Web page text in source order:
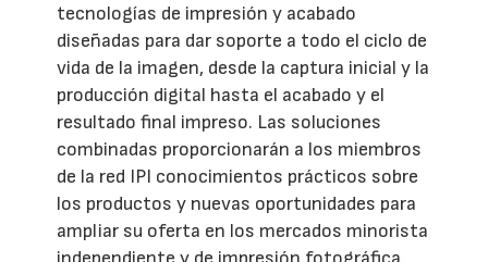
tecnologías de impresión y acabado
diseñadas para dar soporte a todo el ciclo de
vida de la imagen, desde la captura inicial y la
producción digital hasta el acabado y el
resultado final impreso. Las soluciones
combinadas proporcionarán a los miembros
de la red IPI conocimientos prácticos sobre
los productos y nuevas oportunidades para
ampliar su oferta en los mercados minorista